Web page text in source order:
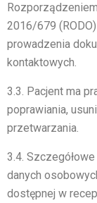
2016/679
prowadzenia
kontaktowych.
3.3. Pacjent ma
poprawiania,
przetwarzania.
3.4.
danych
dostępnej w